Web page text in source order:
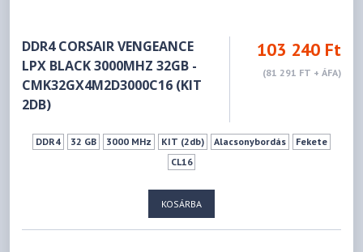
DDR4 CORSAIR VENGEANCE
LPX BLACK 3000MHZ 32GB -
CMK32GX4M2D3000C16 (KIT
2DB)
103 240 Ft
(81 291 FT + ÁFA)
DDR4 32 GB 3000 MHz KIT (2db) Alacsonybordás
Fekete
CL16
KOSÁRBA